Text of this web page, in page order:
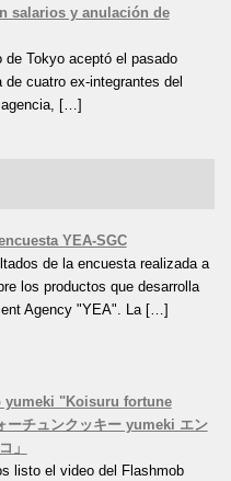
salarios y anulación de
de Tokyo aceptó el pasado
cuatro ex-integrantes del
agencia, […]
YEA-SGC
de la encuesta realizada a
los productos que desarrolla
Agency "YEA". La […]
yumeki "Koisuru fortune
ーチュンクッキー yumeki エン
」
listo el video del Flashmob